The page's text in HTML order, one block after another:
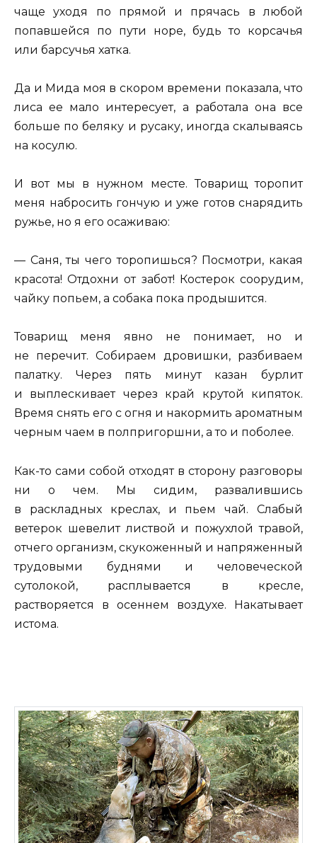
чаще уходя по прямой и прячась в любой
попавшейся по пути норе, будь то корсачья
или барсучья хатка.
Да и Мида моя в скором времени показала, что
лиса ее мало интересует, а работала она все
больше по беляку и русаку, иногда скалываясь
на косулю.
И вот мы в нужном месте. Товарищ торопит
меня набросить гончую и уже готов снарядить
ружье, но я его осаживаю:
— Саня, ты чего торопишься? Посмотри, какая
красота! Отдохни от забот! Костерок соорудим,
чайку попьем, а собака пока продышится.
Товарищ меня явно не понимает, но и
не перечит. Собираем дровишки, разбиваем
палатку. Через пять минут казан бурлит
и выплескивает через край крутой кипяток.
Время снять его с огня и накормить ароматным
черным чаем в полпригоршни, а то и поболее.
Как-то сами собой отходят в сторону разговоры
ни о чем. Мы сидим, развалившись
в раскладных креслах, и пьем чай. Слабый
ветерок шевелит листвой и пожухлой травой,
отчего организм, скукоженный и напряженный
трудовыми буднями и человеческой
сутолокой, расплывается в кресле,
растворяется в осеннем воздухе. Накатывает
истома.